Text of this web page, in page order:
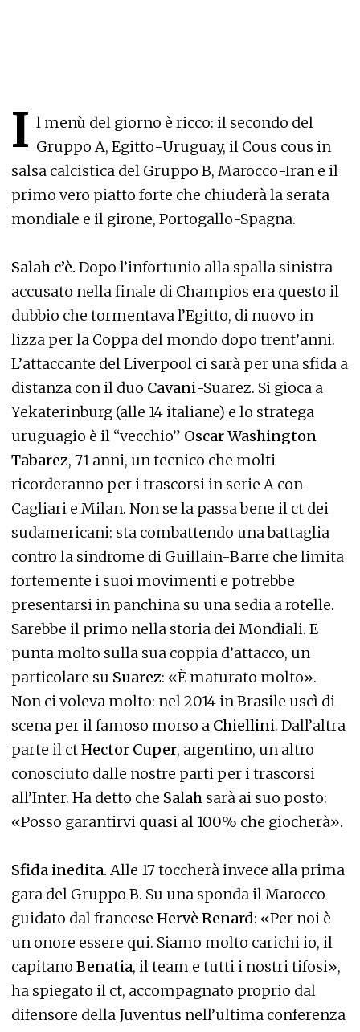
I l menù del giorno è ricco: il secondo del
Gruppo A, Egitto-Uruguay, il Cous cous in
salsa calcistica del Gruppo B, Marocco-Iran e il
primo vero piatto forte che chiuderà la serata
mondiale e il girone, Portogallo-Spagna.
Salah c’è. Dopo l’infortunio alla spalla sinistra
accusato nella finale di Champios era questo il
dubbio che tormentava l’Egitto, di nuovo in
lizza per la Coppa del mondo dopo trent’anni.
L’attaccante del Liverpool ci sarà per una sfida a
distanza con il duo Cavani-Suarez. Si gioca a
Yekaterinburg (alle 14 italiane) e lo stratega
uruguagio è il “vecchio” Oscar Washington
Tabarez, 71 anni, un tecnico che molti
ricorderanno per i trascorsi in serie A con
Cagliari e Milan. Non se la passa bene il ct dei
sudamericani: sta combattendo una battaglia
contro la sindrome di Guillain-Barre che limita
fortemente i suoi movimenti e potrebbe
presentarsi in panchina su una sedia a rotelle.
Sarebbe il primo nella storia dei Mondiali. E
punta molto sulla sua coppia d’attacco, un
particolare su Suarez: «È maturato molto».
Non ci voleva molto: nel 2014 in Brasile uscì di
scena per il famoso morso a Chiellini. Dall’altra
parte il ctHector Cuper, argentino, un altro
conosciuto dalle nostre parti per i trascorsi
all’Inter. Ha detto che Salah sarà ai suo posto:
«Posso garantirvi quasi al 100% che giocherà».
Sfida inedita. Alle 17 toccherà invece alla prima
gara del Gruppo B. Su una sponda il Marocco
guidato dal francese Hervè Renard: «Per noi è
un onore essere qui. Siamo molto carichi io, il
capitano Benatia, il team e tutti i nostri tifosi»,
ha spiegato il ct, accompagnato proprio dal
difensore della Juventus nell’ultima conferenza